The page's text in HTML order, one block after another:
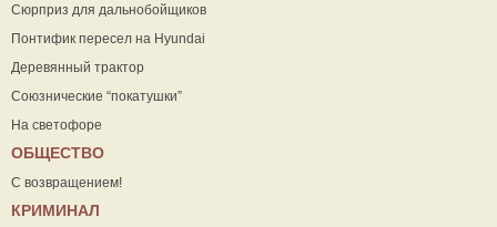
Сюрприз для дальнобойщиков
Понтифик пересел на Hyundai
Деревянный трактор
Союзнические “покатушки”
На светофоре
ОБЩЕСТВО
С возвращением!
КРИМИНАЛ